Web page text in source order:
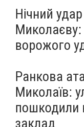
Нічний
Миколаєву:
ворожого
Ранкова
Миколаїв:
пошкодили
заклад